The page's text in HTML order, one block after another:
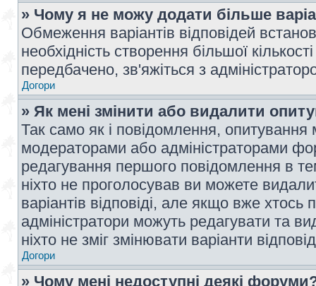
» Чому я не можу додати більше
Обмеження варіантів відповідей
необхідність створення більшої
передбачено, зв'яжіться з
Догори
» Як мені змінити або видалити
Так само як і повідомлення,
модераторами або адміністраторами
редагування першого повідомлення в
ніхто не проголосував ви можете
варіантів відповіді, але якщо вже
адміністратори можуть редагувати та
ніхто не зміг змінювати варіанти
Догори
» Чому мені недоступні деякі